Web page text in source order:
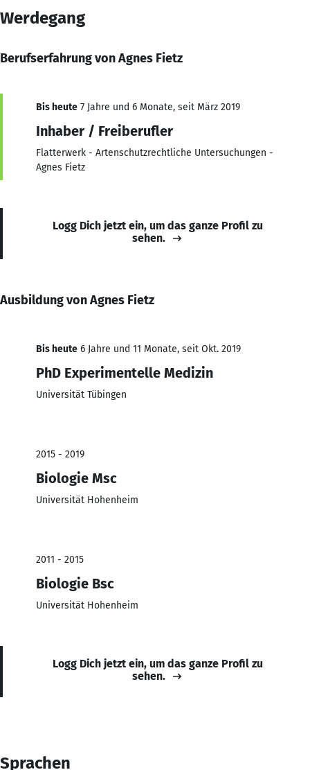
Werdegang
Berufserfahrung von Agnes Fietz
Bis heute 7 Jahre und 6 Monate, seit März 2019
Inhaber / Freiberufler
Flatterwerk - Artenschutzrechtliche Untersuchungen -
Agnes Fietz
Logg Dich jetzt ein, um das ganze Profil zu
sehen.
Ausbildung von Agnes Fietz
Bis heute 6 Jahre und 11 Monate, seit Okt. 2019
PhD Experimentelle Medizin
Universität Tübingen
2015 - 2019
Biologie Msc
Universität Hohenheim
2011 - 2015
Biologie Bsc
Universität Hohenheim
Logg Dich jetzt ein, um das ganze Profil zu
sehen.
Sprachen